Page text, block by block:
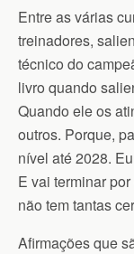
Entre as várias
treinadores,
técnico do
livro quando
Quando ele os
outros. Porque,
nível até 2028.
E vai terminar
não tem tantas
Afirmações que